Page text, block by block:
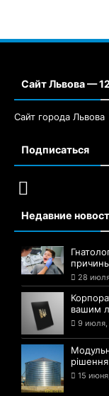
Сайт Львова —
Сайт города Львова
Подписаться
Недавние
28
вашим
9 июля,
15